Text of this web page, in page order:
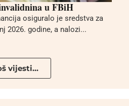
u FBiH
osiguralo je sredstva za
2026. godine, a nalozi...
vijesti...